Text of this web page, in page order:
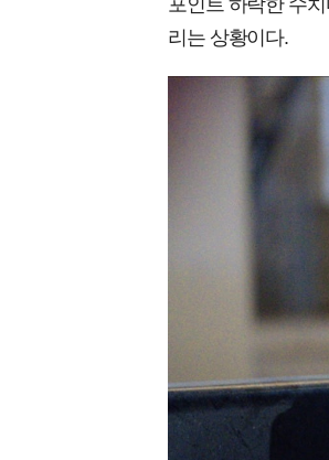
포인트 하락한 수
리는 상황이다.